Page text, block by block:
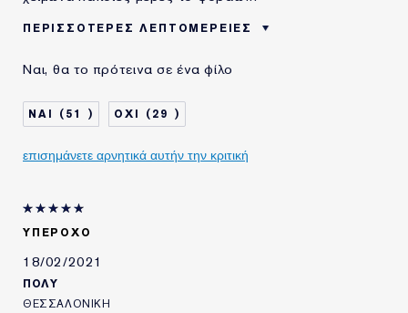
ΠΕΡΙΣΣΌΤΕΡΕΣ ΛΕΠΤΟΜΈΡΕΙΕΣ
ΤΥΠΟΣ ΔΕΡΜΑΤΟΣ
ΚΑΝΟΝΙΚΟ/ΜΕΙΚΤΟ
ΧΡΗΣΙΜΟΠΟΙΩ
ΠΡΟΪΟΝΤΑ ESTÉE
Ναι, θα το πρότεινα σε ένα φίλο
51 29
επισημάνετε αρνητικά αυτήν την κριτική
ΥΠΕΡΟΧΟ
18/02/2021
ΠΟΛΥ
ΘΕΣΣΑΛΟΝΙΚΗ